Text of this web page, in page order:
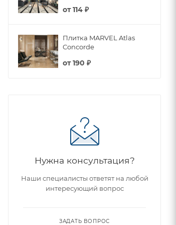
от114 ₽
Плитка MARVEL Atlas
Concorde
от190 ₽
Нужна консультация?
Наши специалисты ответят на любой
интересующий вопрос
ЗАДАТЬ ВОПРОС